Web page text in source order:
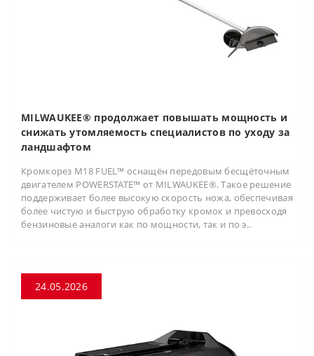
MILWAUKEE® продолжает повышать мощность и
снижать утомляемость специалистов по уходу за
ландшафтом
Кромкорез M18 FUEL™ оснащён передовым бесщёточным
двигателем POWERSTATE™ от MILWAUKEE®. Такое решение
поддерживает более высокую скорость ножа, обеспечивая
более чистую и быструю обработку кромок и превосходя
бензиновые аналоги как по мощности, так и по э..
24.05.2026